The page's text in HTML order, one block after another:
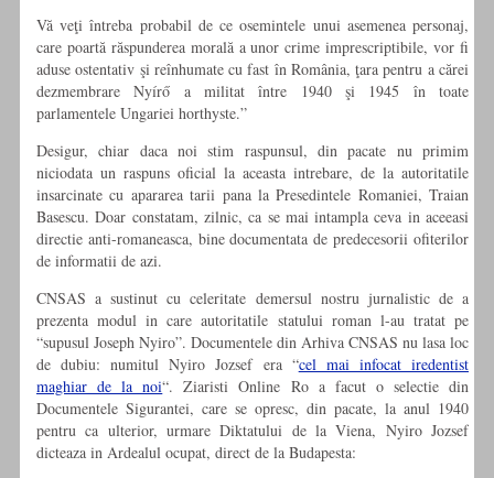
Vă veţi întreba probabil de ce osemintele unui asemenea personaj,
care poartă răspunderea morală a unor crime imprescriptibile, vor fi
aduse ostentativ şi reînhumate cu fast în România, ţara pentru a cărei
dezmembrare Nyírő a militat între 1940 şi 1945 în toate
parlamentele Ungariei horthyste.”
Desigur, chiar daca noi stim raspunsul, din pacate nu primim
niciodata un raspuns oficial la aceasta intrebare, de la autoritatile
insarcinate cu apararea tarii pana la Presedintele Romaniei, Traian
Basescu. Doar constatam, zilnic, ca se mai intampla ceva in aceeasi
directie anti-romaneasca, bine documentata de predecesorii ofiterilor
de informatii de azi.
CNSAS a sustinut cu celeritate demersul nostru jurnalistic de a
prezenta modul in care autoritatile statului roman l-au tratat pe
“supusul Joseph Nyiro”. Documentele din Arhiva CNSAS nu lasa loc
de dubiu: numitul Nyiro Jozsef era “cel mai infocat iredentist
maghiar de la noi“. Ziaristi Online Ro a facut o selectie din
Documentele Sigurantei, care se opresc, din pacate, la anul 1940
pentru ca ulterior, urmare Diktatului de la Viena, Nyiro Jozsef
dicteaza in Ardealul ocupat, direct de la Budapesta: